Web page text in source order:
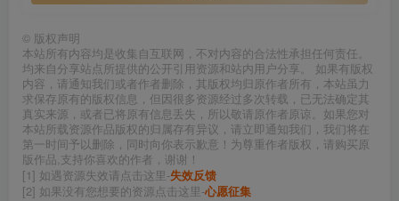
© 版权声明
本站所有内容均是收集自互联网，不对内容的合法性承担任何责任。
均来自分享站点所提供的公开引用资源和站内用户分享。 如果有版权
内容，请通知我们或者作者删除，其版权均归原作者所有，本站虽力
求保存原有的版权信息，但因很多资源经过多次转载，已无法确定其
真实来源，或者已将原有信息丢失，所以敬请原作者原谅。如果您对
本站所载资源作品版权的归属存有异议，请立即通知我们，我们将在
第一时间予以删除，同时向你表示歉意！为尊重作者版权，请购买原
版作品,支持你喜欢的作者，谢谢！
[1] 如遇资源失效请点击这里-失效反馈
[2] 如果没有您想要的资源点击这里-心愿征集